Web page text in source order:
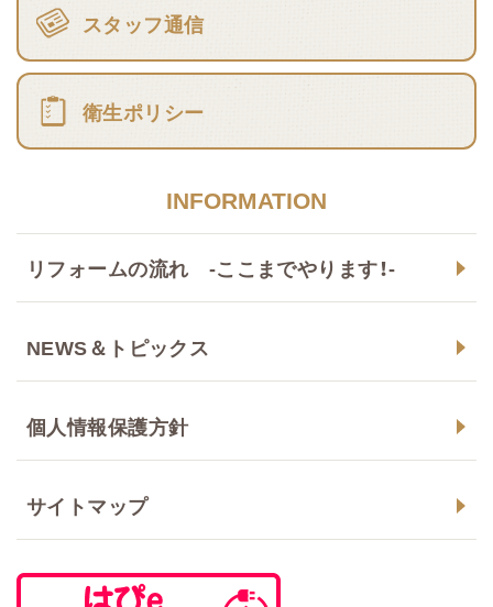
スタッフ通信
衛生ポリシー
INFORMATION
リフォームの流れ -ここまでやります！-
NEWS＆トピックス
個人情報保護方針
サイトマップ